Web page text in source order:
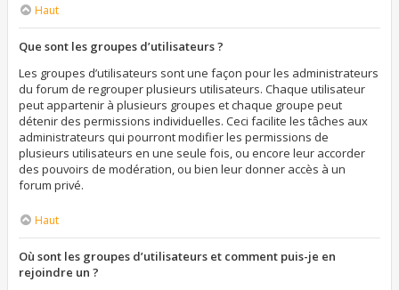
Haut
Que sont les groupes d’utilisateurs ?
Les groupes d’utilisateurs sont une façon pour les administrateurs
du forum de regrouper plusieurs utilisateurs. Chaque utilisateur
peut appartenir à plusieurs groupes et chaque groupe peut
détenir des permissions individuelles. Ceci facilite les tâches aux
administrateurs qui pourront modifier les permissions de
plusieurs utilisateurs en une seule fois, ou encore leur accorder
des pouvoirs de modération, ou bien leur donner accès à un
forum privé.
Haut
Où sont les groupes d’utilisateurs et comment puis-je en
rejoindre un ?